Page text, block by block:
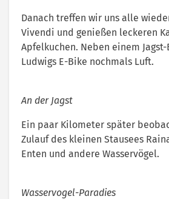
Danach treffen wir uns alle
Vivendi und genießen leckeren
Apfelkuchen. Neben einem
Ludwigs E-Bike nochmals Luft.
An der Jagst
Ein paar Kilometer später
Zulauf des kleinen Stausees
Enten und andere Wasservögel.
Wasservogel-Paradies